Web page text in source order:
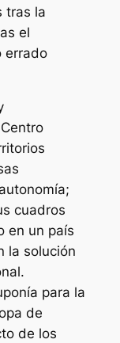
tras la
el
errado
cuadros
en un país
la solución
para la
de
de los